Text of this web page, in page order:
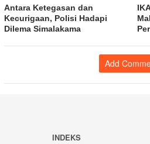
Antara Ketegasan dan
Kecurigaan, Polisi Hadapi
Dilema Simalakama
Add
INDEKS